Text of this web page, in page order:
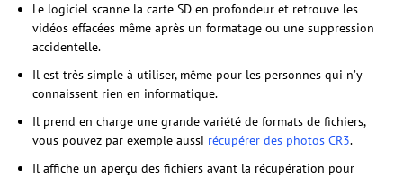
Le logiciel scanne la carte SD en profondeur et retrouve les
vidéos effacées même après un formatage ou une suppression
accidentelle.
Il est très simple à utiliser, même pour les personnes qui n’y
connaissent rien en informatique.
Il prend en charge une grande variété de formats de fichiers,
vous pouvez par exemple aussi récupérer des photos CR3.
Il affiche un aperçu des fichiers avant la récupération pour